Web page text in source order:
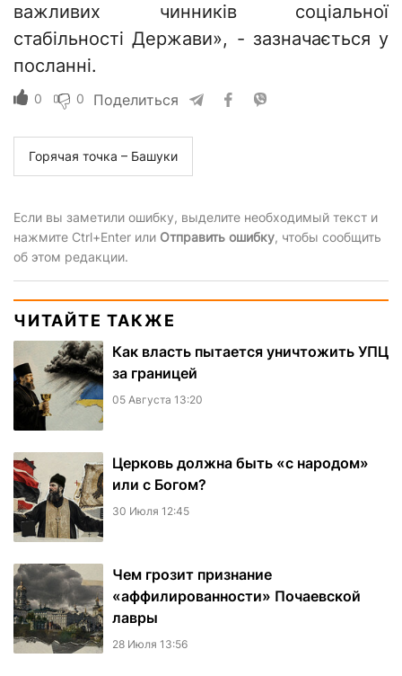
важливих чинників соціальної
стабільності Держави», - зазначається у
посланні.
0 0 Поделиться
Горячая точка – Башуки
Если вы заметили ошибку, выделите необходимый текст и
нажмите Ctrl+Enter или Отправить ошибку, чтобы сообщить
об этом редакции.
ЧИТАЙТЕ ТАКЖЕ
Как власть пытается уничтожить УПЦ
за границей
05 Августа 13:20
Церковь должна быть «с народом»
или с Богом?
30 Июля 12:45
Чем грозит признание
«аффилированности» Почаевской
лавры
28 Июля 13:56